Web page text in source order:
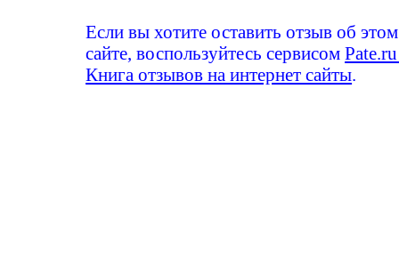
Если вы хотите оставить отзыв об этом
сайте, воспользуйтесь сервисом
Книга отзывов на интернет сайты